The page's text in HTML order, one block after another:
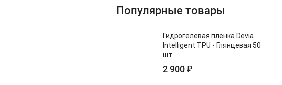
Популярные товары
Гидрогелевая пленка Devia
Intelligent TPU - Глянцевая 50
шт.
2 900₽